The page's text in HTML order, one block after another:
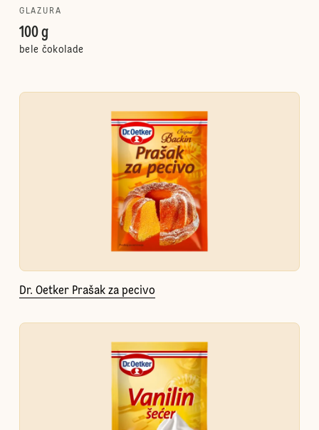
GLAZURA
100 g
bele čokolade
Dr. Oetker Prašak za pecivo